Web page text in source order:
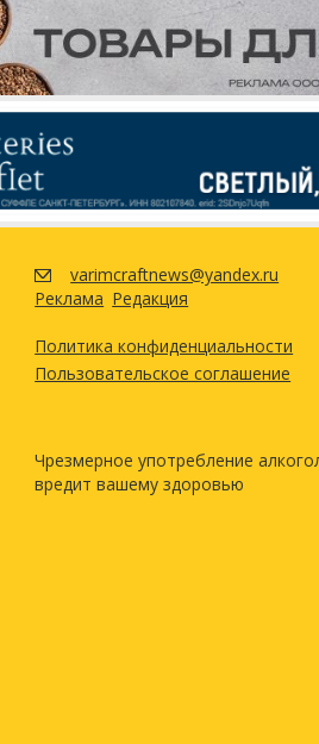
varimcraftnews@yandex.ru
Реклама Редакция
Политика конфиденциальности
Пользовательское соглашение
Чрезмерное употребление
вредит вашему здоровью